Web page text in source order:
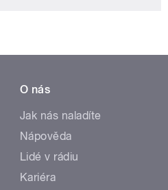
O nás
Jak nás naladíte
Nápověda
Lidé v rádiu
Kariéra